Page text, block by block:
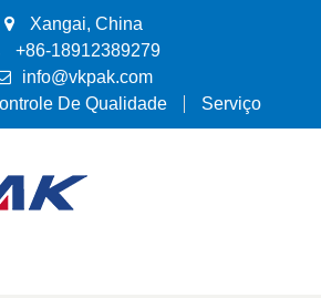
Xangai, China
+86-18912389279
info@vkpak.com
De Qualidade Serviço